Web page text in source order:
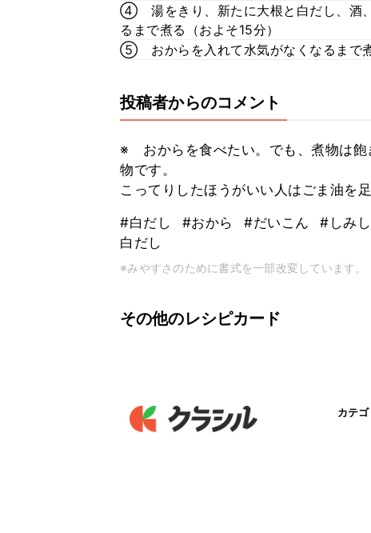
④ 湯をきり、新たに大根と白だし、酒
るまで煮る（およそ15分）
⑤ おからを入れて水気がなくなるまで煮
投稿者からのコメント
※ おからを食べたい。でも、煮物は飽
物です。
こってりしたほうがいい人はごま油を
#白だし #おから #だいこん #しみ
白だし
※みやすさのために書式を一部改変しています。
その他のレシピカード
カテ